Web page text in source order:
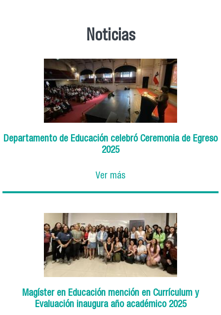
Noticias
Departamento de Educación celebró Ceremonia de Egreso
2025
Ver más
Magíster en Educación mención en Currículum y
Evaluación inaugura año académico 2025